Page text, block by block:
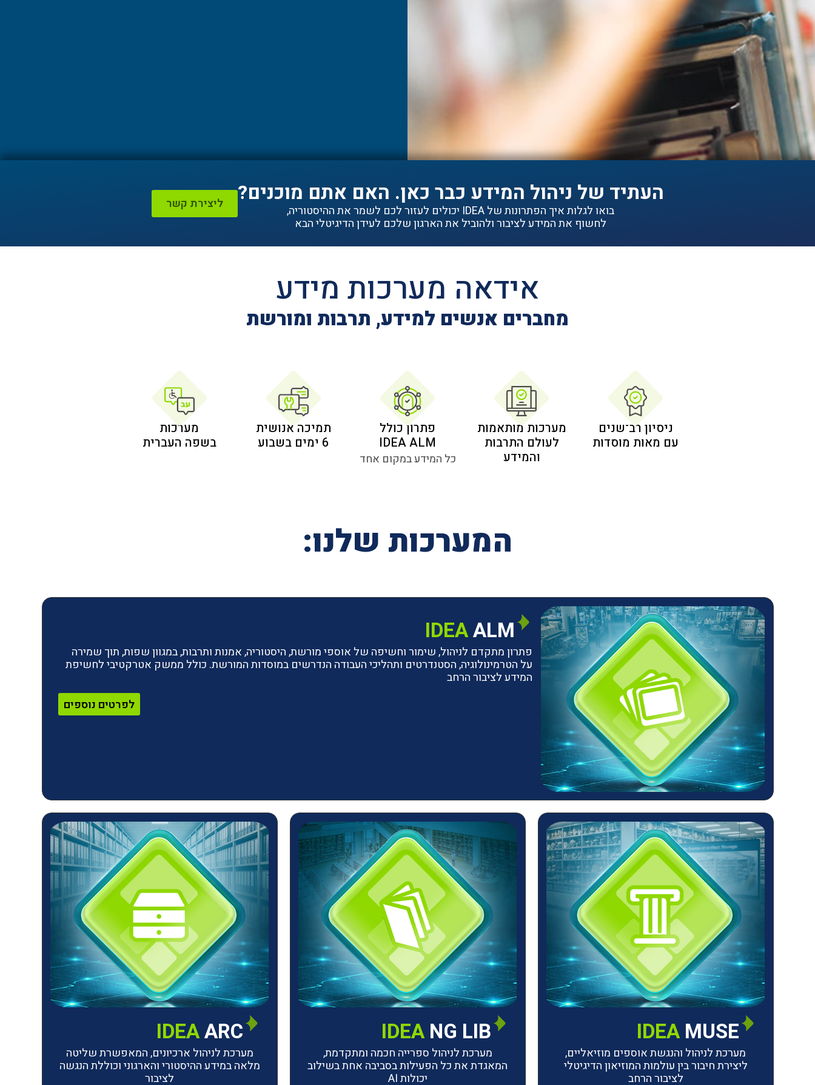
העתיד של ניהול המידע כבר כאן. האם אתם מוכנים?
בואו לגלות איך הפתרונות של IDEA יכולים לעזור לכם לשמר את ההיסטוריה,
לחשוף את המידע לציבור ולהוביל את הארגון שלכם לעידן הדיגיטלי הבא
ליצירת קשר
אידאה מערכות מידע
מחברים אנשים למידע, תרבות ומורשת
ניסיון רב־שנים
עם מאות מוסדות
מערכות מותאמות
לעולם התרבות
והמידע
פתרון כולל
IDEA ALM
כל המידע במקום אחד
תמיכה אנושית
6 ימים בשבוע
מערכות
בשפה העברית
המערכות שלנו:
IDEAALM
פתרון מתקדם לניהול, שימור וחשיפה של אוספי מורשת, היסטוריה, אמנות ותרבות, במגוון שפות, תוך שמירה
על הטרמינולוגיה, הסטנדרטים ותהליכי העבודה הנדרשים במוסדות המורשת. כולל ממשק אטרקטיבי לחשיפת
המידע לציבור הרחב
לפרטים נוספים
IDEAMUSE
מערכת לניהול והנגשת אוספים מוזיאליים,
ליצירת חיבור בין עולמות המוזיאון הדיגיטלי
לציבור הרחב
IDEANG LIB
מערכת לניהול ספרייה חכמה ומתקדמת,
המאגדת את כל הפעילות בסביבה אחת בשילוב
יכולות AI
IDEAARC
מערכת לניהול ארכיונים, המאפשרת שליטה
מלאה במידע ההיסטורי והארגוני וכוללת הנגשה
לציבור